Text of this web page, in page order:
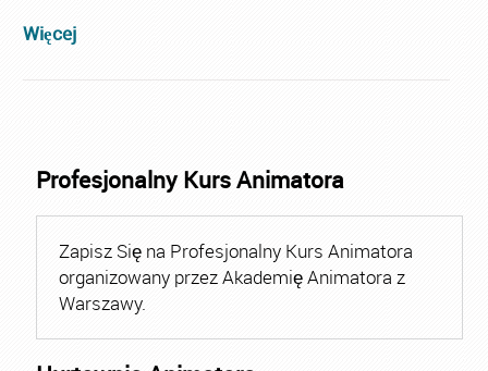
Więcej
Profesjonalny Kurs Animatora
Zapisz Się na Profesjonalny Kurs Animatora
organizowany przez Akademię Animatora z
Warszawy.